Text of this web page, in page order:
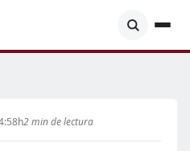
2 min de lectura